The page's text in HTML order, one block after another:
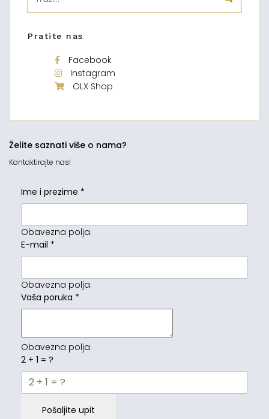
Pratite nas
Facebook
Instagram
OLX Shop
Želite saznati više o nama?
Kontaktirajte nas!
Ime i prezime *
Obavezna polja.
E-mail *
Obavezna polja.
Vaša poruka *
Obavezna polja.
2 + 1 = ?
Pošaljite upit